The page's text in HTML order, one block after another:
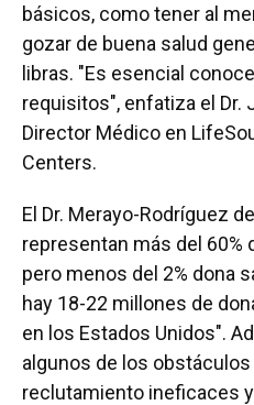
básicos, como tener al
gozar de buena salud
libras. "Es esencial
requisitos", enfatiza el Dr.
Director Médico en
Centers.
El Dr. Merayo-Rodríguez
representan más del 60%
pero menos del 2% dona
hay 18-22 millones de
en los Estados Unidos".
algunos de los
reclutamiento ineficaces